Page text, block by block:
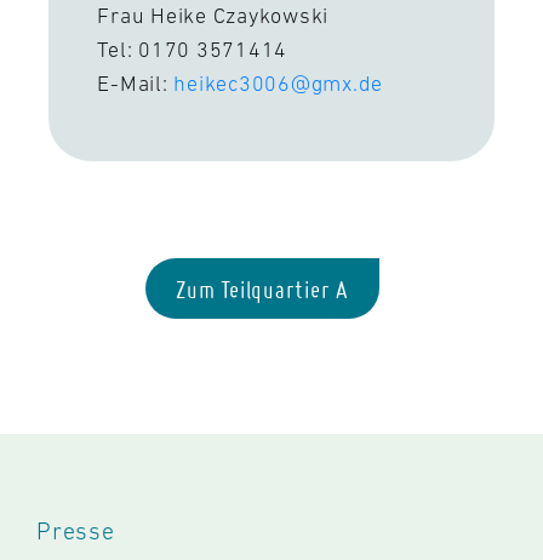
Frau Heike Czaykowski
Tel: 0170 3571414
E-Mail: heikec3006@gmx.de
Zum Teilquartier A
Presse